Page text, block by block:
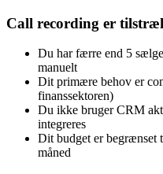
Call recording er
Du har færre end 5
manuelt
Dit primære behov er
finanssektoren)
Du ikke bruger CRM
integreres
Dit budget er begrænset
måned